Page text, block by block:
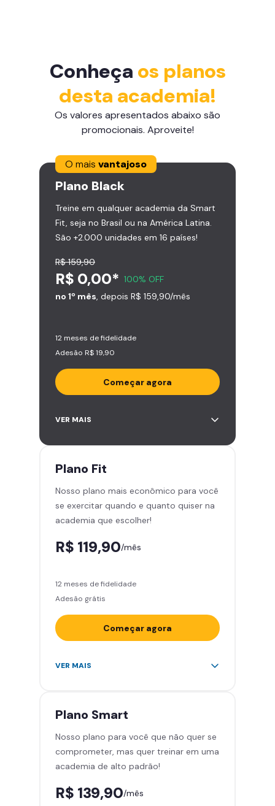
Conheça os planos
desta academia!
Os valores apresentados abaixo são
promocionais. Aproveite!
O mais vantajoso
Plano Black
Treine em qualquer academia da Smart
Fit, seja no Brasil ou na América Latina.
São +2.000 unidades em 16 países!
R$ 159,90
R$ 0,00* 100% OFF
no 1º mês, depois R$ 159,90/mês
12 meses de fidelidade
Adesão R$ 19,90
Começar agora
Acesso ilimitado a +2.000
Leve 5 amigos por mês para
Cadeira de massagem
Área de musculação e aeróbicos
Smart Fit App
VER MAIS
Plano Fit
Nosso plano mais econômico para você
se exercitar quando e quanto quiser na
academia que escolher!
R$ 119,90/mês
12 meses de fidelidade
Adesão grátis
Começar agora
Acesso ilimitado a +2.000
Cadeira de massagem
Área de musculação e aeróbicos
Smart Fit App
VER MAIS
Plano Smart
Nosso plano para você que não quer se
comprometer, mas quer treinar em uma
academia de alto padrão!
R$ 139,90/mês